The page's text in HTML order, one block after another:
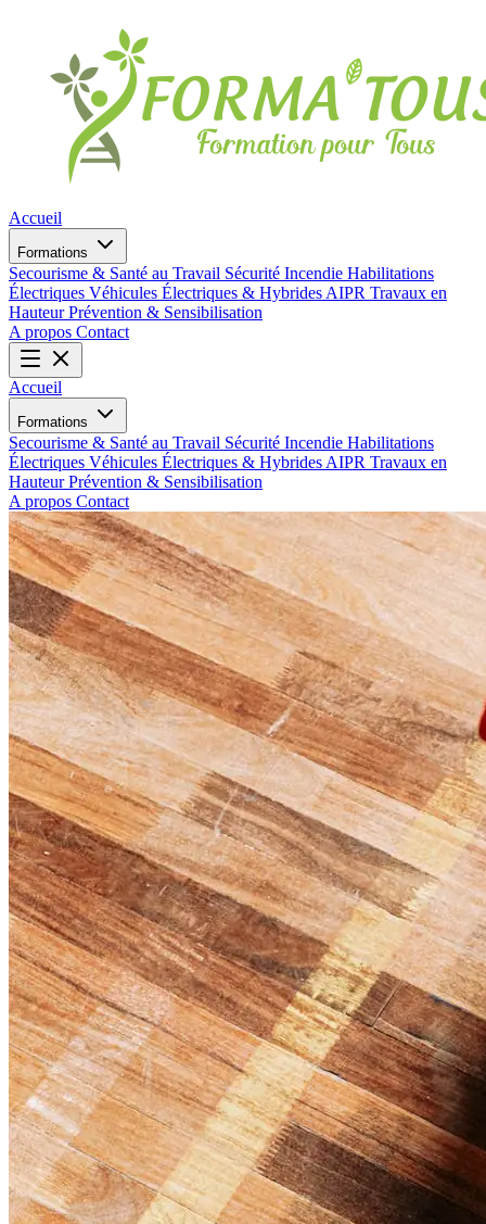
Accueil
Formations
Secourisme & Santé au Travail Sécurité Incendie Habilitations
Électriques Véhicules Électriques & Hybrides AIPR Travaux en
HauteurPrévention & Sensibilisation
A propos Contact
Accueil
Formations
Secourisme & Santé au Travail Sécurité Incendie Habilitations
Électriques Véhicules Électriques & Hybrides AIPR Travaux en
HauteurPrévention & Sensibilisation
A propos Contact